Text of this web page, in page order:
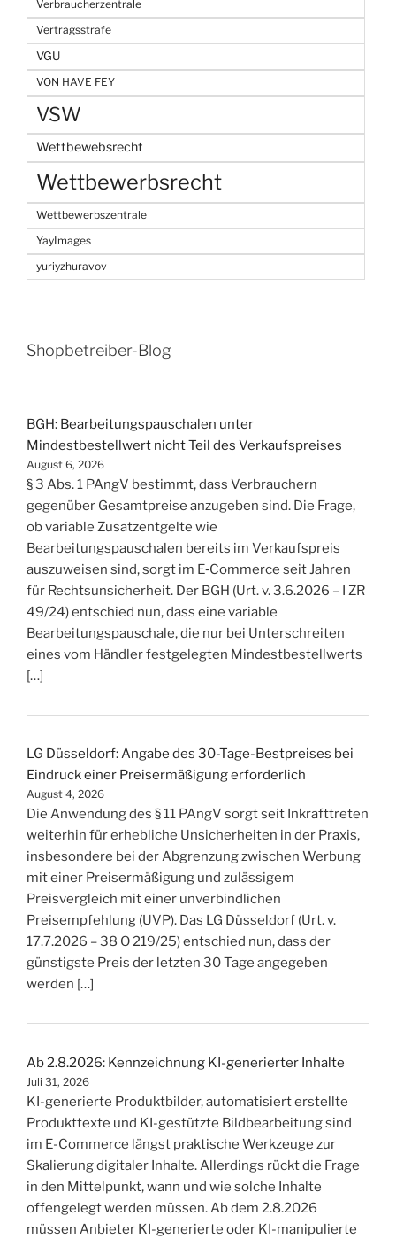
Verbraucherzentrale
Vertragsstrafe
VGU
VON HAVE FEY
VSW
Wettbewebsrecht
Wettbewerbsrecht
Wettbewerbszentrale
YayImages
yuriyzhuravov
Shopbetreiber-Blog
BGH: Bearbeitungspauschalen unter
Mindestbestellwert nicht Teil des Verkaufspreises
August 6, 2026
§ 3 Abs. 1 PAngV bestimmt, dass Verbrauchern
gegenüber Gesamtpreise anzugeben sind. Die Frage,
ob variable Zusatzentgelte wie
Bearbeitungspauschalen bereits im Verkaufspreis
auszuweisen sind, sorgt im E‑Commerce seit Jahren
für Rechtsunsicherheit. Der BGH (Urt. v. 3.6.2026 – I ZR
49/24) entschied nun, dass eine variable
Bearbeitungspauschale, die nur bei Unterschreiten
eines vom Händler festgelegten Mindestbestellwerts
[…]
LG Düsseldorf: Angabe des 30-Tage-Bestpreises bei
Eindruck einer Preisermäßigung erforderlich
August 4, 2026
Die Anwendung des § 11 PAngV sorgt seit Inkrafttreten
weiterhin für erhebliche Unsicherheiten in der Praxis,
insbesondere bei der Abgrenzung zwischen Werbung
mit einer Preisermäßigung und zulässigem
Preisvergleich mit einer unverbindlichen
Preisempfehlung (UVP). Das LG Düsseldorf (Urt. v.
17.7.2026 – 38 O 219/25) entschied nun, dass der
günstigste Preis der letzten 30 Tage angegeben
werden […]
Ab 2.8.2026: Kennzeichnung KI-generierter Inhalte
Juli 31, 2026
KI-generierte Produktbilder, automatisiert erstellte
Produkttexte und KI-gestützte Bildbearbeitung sind
im E-Commerce längst praktische Werkzeuge zur
Skalierung digitaler Inhalte. Allerdings rückt die Frage
in den Mittelpunkt, wann und wie solche Inhalte
offengelegt werden müssen. Ab dem 2.8.2026
müssen Anbieter KI-generierte oder KI-manipulierte